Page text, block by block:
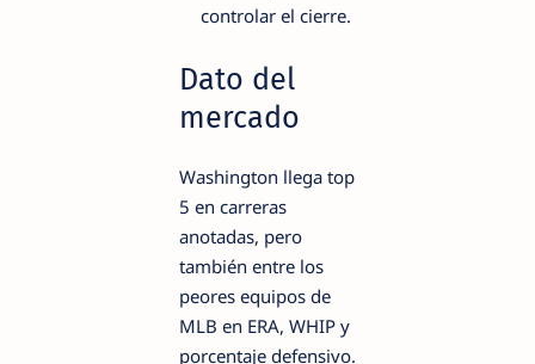
controlar el cierre.
Dato del
mercado
Washington llega top
5 en carreras
anotadas, pero
también entre los
peores equipos de
MLB en ERA, WHIP y
porcentaje defensivo.